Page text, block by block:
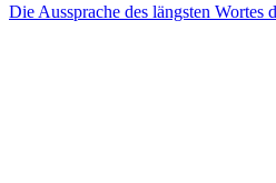
Die Aussprache des längsten Wortes